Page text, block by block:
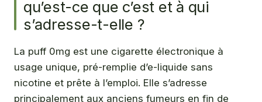
qu’est-ce que c’est et à qui
s’adresse-t-elle ?
La puff 0mg est une cigarette électronique à
usage unique, pré-remplie d’e-liquide sans
nicotine et prête à l’emploi. Elle s’adresse
principalement aux anciens fumeurs en fin de